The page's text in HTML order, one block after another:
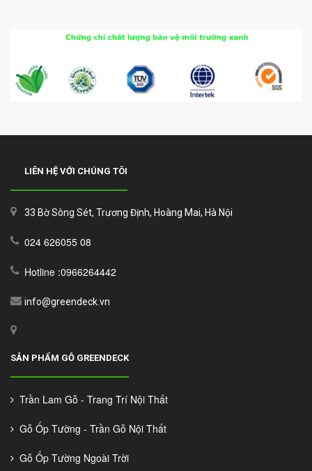
LIÊN HỆ VỚI CHÚNG TÔI
33 Bờ Sông Sét, Trương Định, Hoàng Mai, Hà Nội
024 626055 08
Hotline :0966264442
info@greendeck.vn
SẢN PHẨM GỖ GREENDECK
Trần Lam Gỗ - Trang Trí Nội Thất
Gỗ Ốp Tường - Trần Gỗ Nội Thất
Gỗ Ốp Tường Ngoài Trời